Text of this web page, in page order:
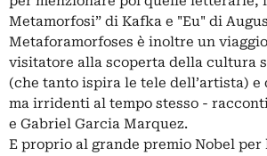
Metamorfosi” di Kafka e "Eu" di
Metaforamorfoses è inoltre un
visitatore alla scoperta della cultura
(che tanto ispira le tele dell’artista)
ma irridenti al tempo stesso -
e Gabriel Garcia Marquez.
E proprio al grande premio Nobel per